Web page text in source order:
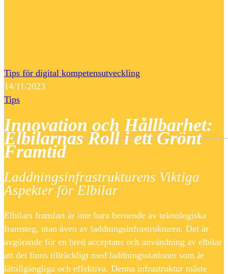
Tips för digital kompetensutveckling
14/11/2023
Tips
Innovation och Hållbarhet:
Elbilarnas Roll i ett Grönt
Framtid
Laddningsinfrastrukturens Viktiga
Aspekter för Elbilar
Elbilars framfart är inte bara beroende av teknologiska
framsteg, utan även av laddningsinfrastrukturen. Det är
avgörande för en bred acceptans och användning av elbilar
att det finns tillräckligt med laddningsstationer som är
lättillgängliga och effektiva. Denna infrastruktur måste